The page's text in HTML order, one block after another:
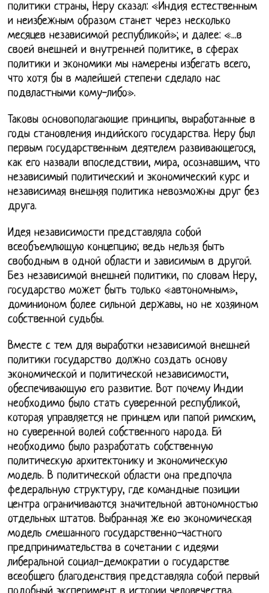
политики страны, Неру сказал: «Индия естественным
и неизбежным образом станет через несколько
месяцев независимой республикой»; и далее: «...в
своей внешней и внутренней политике, в сферах
политики и экономики мы намерены избегать всего,
что хотя бы в малейшей степени сделало нас
подвластными кому-либо».
Таковы основополагающие принципы, выработанные в
годы становления индийского государства. Неру был
первым государственным деятелем развивающегося,
как его назвали впоследствии, мира, осознавшим, что
независимый политический и экономический курс и
независимая внешняя политика невозможны друг без
друга.
Идея независимости представляла собой
всеобъемлющую концепцию; ведь нельзя быть
свободным в одной области и зависимым в другой.
Без независимой внешней политики, по словам Неру,
государство может быть только «автономным»,
доминионом более сильной державы, но не хозяином
собственной судьбы.
Вместе с тем для выработки независимой внешней
политики государство должно создать основу
экономической и политической независимости,
обеспечивающую его развитие. Вот почему Индии
необходимо было стать суверенной республикой,
которая управляется не принцем или папой римским,
но суверенной волей собственного народа. Ей
необходимо было разработать собственную
политическую архитектонику и экономическую
модель. В политической области она предпочла
федеральную структуру, где командные позиции
центра ограничиваются значительной автономностью
отдельных штатов. Выбранная же ею экономическая
модель смешанного государственно-частного
предпринимательства в сочетании с идеями
либеральной социал-демократии о государстве
всеобщего благоденствия представляла собой первый